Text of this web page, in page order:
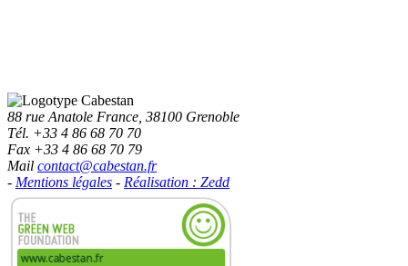
88 rue Anatole France, 38100 Grenoble
Tél. +33 4 86 68 70 70
Fax +33 4 86 68 70 79
Mail contact@cabestan.fr
- Mentions légales - Réalisation : Zedd